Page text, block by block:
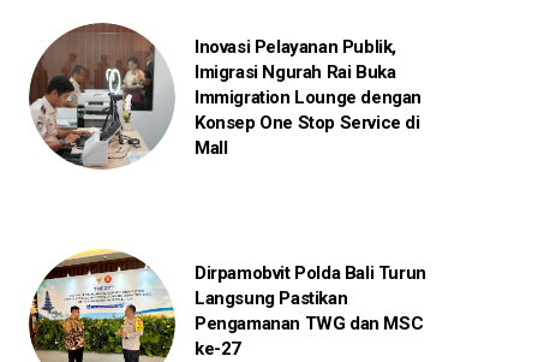
Inovasi Pelayanan Publik,
Imigrasi Ngurah Rai Buka
Immigration Lounge dengan
Konsep One Stop Service di
Mall
Dirpamobvit Polda Bali Turun
Langsung Pastikan
Pengamanan TWG dan MSC
ke-27